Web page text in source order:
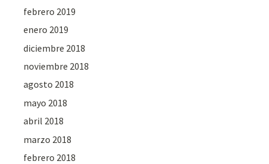
febrero 2019
enero 2019
diciembre 2018
noviembre 2018
agosto 2018
mayo 2018
abril 2018
marzo 2018
febrero 2018